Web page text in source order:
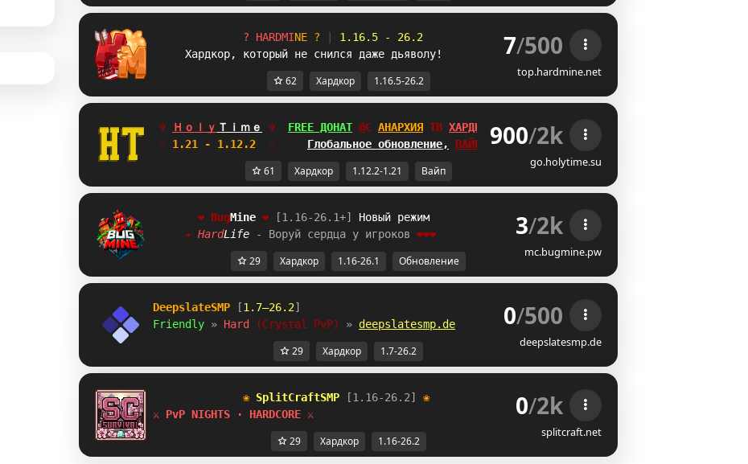
? HARDMINE ?
1.16.5 - 26.2
Хардкор, который не снился даже дьяволу!
7/500
top.hardmine.net
62 Хардкор 1.16.5-26.2
✞ Ｈｏｌｙ Ｔｉｍｅ ✞ FREE ДОНАТ ^X АНАРХИЯ WK ХАРДКОР
☆ 1.21 - 1.12.2 ☆ Глобальное обновление, ВАЙП 900/2k
go.holytime.su
61 Хардкор 1.12.2-1.21 Вайп
❤ BugMine ❤ [1.16-26.1+] Новый режим
✦ HardL ife - Воруй сердца у игроков ❤❤❤ 3/2k
mc.bugmine.pw
29 Хардкор 1.16-26.1 Обновление
DeepslateSMP [1.7–26.2]
Friendly » Hard (Crystal PvP) » deepslatesmp.de 0/500
deepslatesmp.de
29 Хардкор 1.7-26.2
❀ SplitCraftSMP [1.16-26.2] ❀
⚔ PvP NIGHTS · HARDCORE ⚔
0/2k
splitcraft.net
29 Хардкор 1.16-26.2